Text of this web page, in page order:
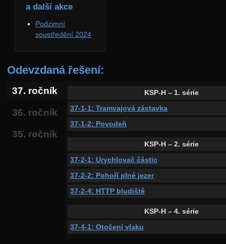
a další akce
Podzimní
soustředění 2024
Odevzdaná řešení:
37. ročník
36. ročník
35. ročník
KSP-H – 1. série
37-1-1: Tramvajová zástavka
37-1-2: Povodeň
KSP-H – 2. série
37-2-1: Urychlovač částic
37-2-2: Pohoří plné jezer
37-2-4: HTTP bludiště
KSP-H – 4. série
37-4-1: Otočení vlaku